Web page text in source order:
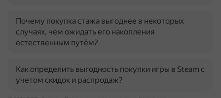
Почему покупка стажа выгоднее в некоторых
случаях, чем ожидать его накопления
естественным путём?
Как определить выгодность покупки игры в Steam с
учетом скидок и распродаж?